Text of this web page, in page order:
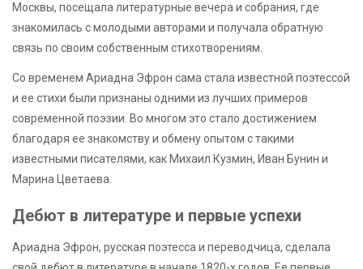
Москвы, посещала литературные вечера и собрания, где
знакомилась с молодыми авторами и получала обратную
связь по своим собственным стихотворениям.
Со временем Ариадна Эфрон сама стала известной поэтессой
и ее стихи были признаны одними из лучших примеров
современной поэзии. Во многом это стало достижением
благодаря ее знакомству и обмену опытом с такими
известными писателями, как Михаил Кузмин, Иван Бунин и
Марина Цветаева.
Дебют в литературе и первые успехи
Ариадна Эфрон, русская поэтесса и переводчица, сделала